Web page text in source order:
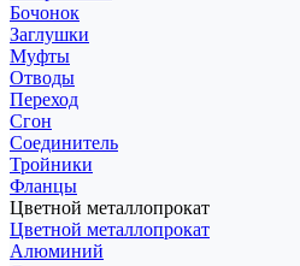
Бочонок
Заглушки
Муфты
Отводы
Переход
Сгон
Соединитель
Тройники
Фланцы
Цветной металлопрокат
Цветной металлопрокат
Алюминий